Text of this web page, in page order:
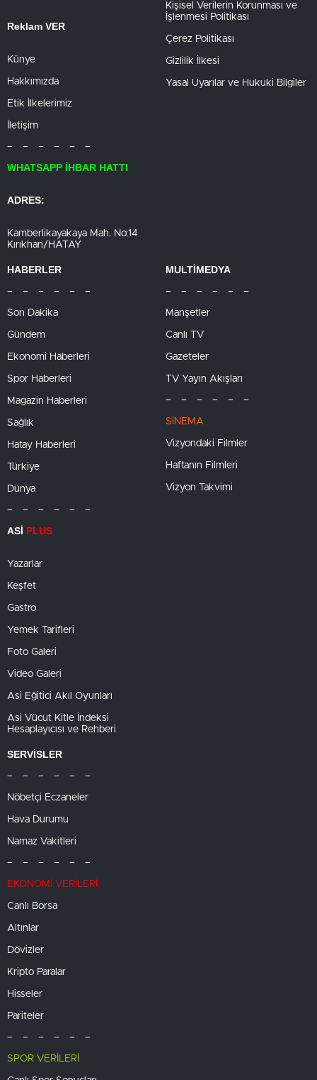
Reklam VER
Künye
Hakkımızda
Etik İlkelerimiz
İletişim
– – – – – –
WHATSAPP İHBAR HATTI
ADRES:
Kamberlikayakaya Mah. No:14
Kırıkhan/HATAY
Kişisel Verilerin Korunması ve
İşlenmesi Politikası
Çerez Politikası
Gizlilik İlkesi
Yasal Uyarılar ve Hukuki Bilgiler
HABERLER
– – – – – –
Son Dakika
Gündem
Ekonomi Haberleri
Spor Haberleri
Magazin Haberleri
Sağlık
Hatay Haberleri
Türkiye
Dünya
– – – – – –
ASİ PLUS
Yazarlar
Keşfet
Gastro
Yemek Tarifleri
Foto Galeri
Video Galeri
Asi Eğitici Akıl Oyunları
Asi Vücut Kitle İndeksi
Hesaplayıcısı ve Rehberi
MULTİMEDYA
– – – – – –
Manşetler
Canlı TV
Gazeteler
TV Yayın Akışları
– – – – – –
SİNEMA
Vizyondaki Filmler
Haftanın Filmleri
Vizyon Takvimi
SERVİSLER
– – – – – –
Nöbetçi Eczaneler
Hava Durumu
Namaz Vakitleri
– – – – – –
EKONOMİ VERİLERİ
Canlı Borsa
Altınlar
Dövizler
Kripto Paralar
Hisseler
Pariteler
– – – – – –
SPOR VERİLERİ